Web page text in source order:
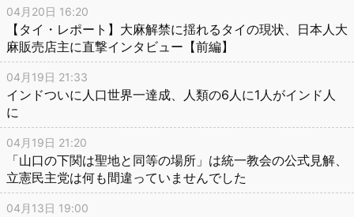
04月20日 16:20
【タイ・レポート】大麻解禁に揺れるタイの現状、日本人大
麻販売店主に直撃インタビュー【前編】
04月19日 21:33
インドついに人口世界一達成、人類の6人に1人がインド人
に
04月19日 21:20
「山口の下関は聖地と同等の場所」は統一教会の公式見解、
立憲民主党は何も間違っていませんでした
04月13日 19:00